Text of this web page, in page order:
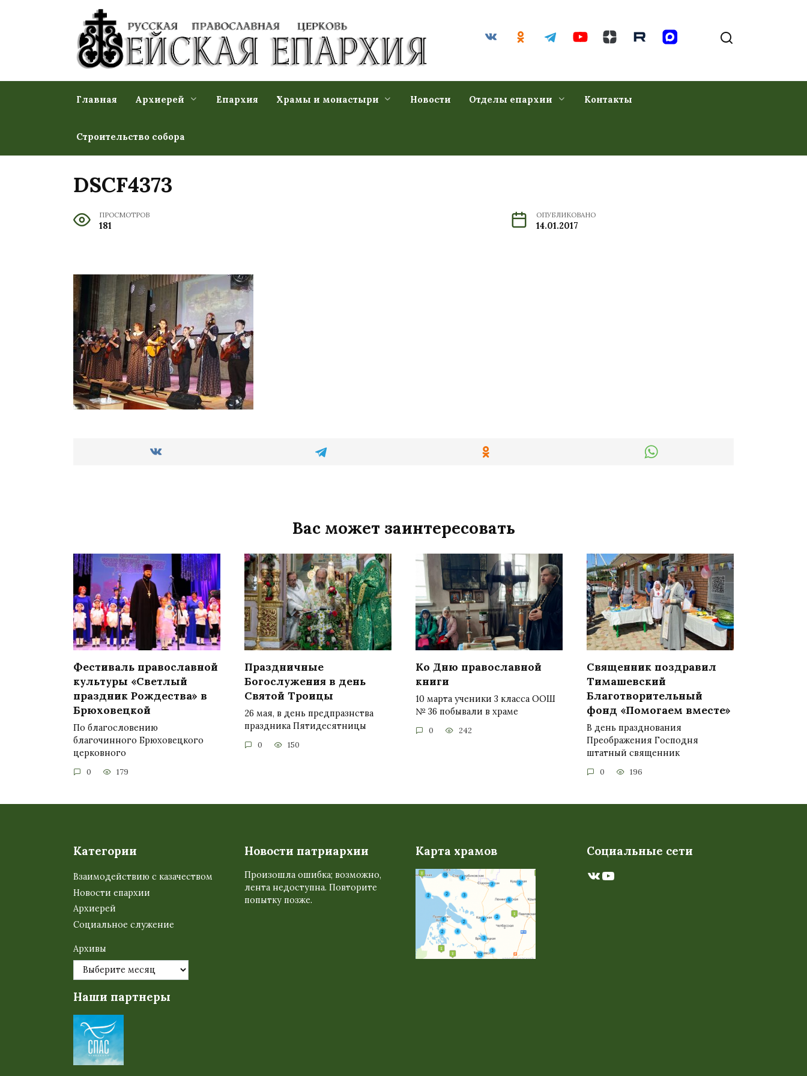
Главная Архиерей Епархия Храмы и монастыри Новости Отделы епархии Контакты
Строительство собора
DSCF4373
ПРОСМОТРОВ
181
ОПУБЛИКОВАНО
14.01.2017
Вас может заинтересовать
Фестиваль православной
культуры «Светлый
праздник Рождества» в
Брюховецкой
По благословению
благочинного Брюховецкого
церковного
0 179
Праздничные
Богослужения в день
Святой Троицы
26 мая, в день предпразнства
праздника Пятидесятницы
0 150
Ко Дню православной
книги
10 марта ученики 3 класса ООШ
№ 36 побывали в храме
0 242
Священник поздравил
Тимашевский
Благотворительный
фонд «Помогаем вместе»
В день празднования
Преображения Господня
штатный священник
0 196
Категории
Взаимодействию с казачеством
Новости епархии
Архиерей
Социальное служение
Архивы
Наши партнеры
Новости патриархии
Произошла ошибка; возможно,
лента недоступна. Повторите
попытку позже.
Карта храмов Социальные сети
ВКонтакте
YouTube